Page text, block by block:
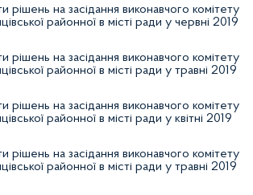
рішень на засідання виконавчого комітету
районної в місті ради у червні 2019
рішень на засідання виконавчого комітету
районної в місті ради у травні 2019
рішень на засідання виконавчого комітету
районної в місті ради у квітні 2019
рішень на засідання виконавчого комітету
районної в місті ради у травні 2019